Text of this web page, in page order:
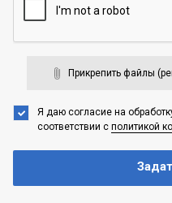
Прикрепить файлы
Я даю согласие на
соответствии с политикой